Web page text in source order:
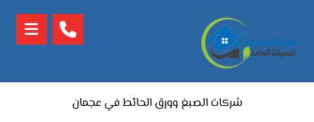
شركات الصبغ وورق الحائط في عجمان